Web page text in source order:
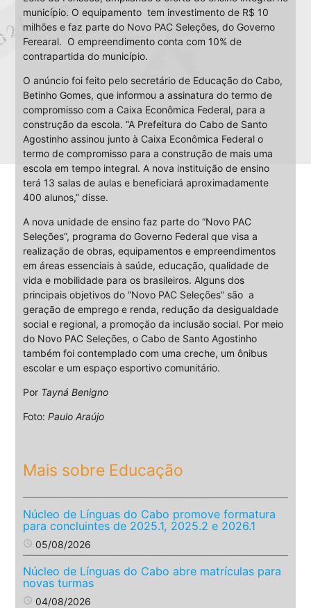
município. O equipamento tem investimento de R$ 10
milhões e faz parte do Novo PAC Seleções, do Governo
Ferearal. O empreendimento conta com 10% de
contrapartida do município.
O anúncio foi feito pelo secretário de Educação do Cabo,
Betinho Gomes, que informou a assinatura do termo de
compromisso com a Caixa Econômica Federal, para a
construção da escola. “A Prefeitura do Cabo de Santo
Agostinho assinou junto à Caixa Econômica Federal o
termo de compromisso para a construção de mais uma
escola em tempo integral. A nova instituição de ensino
terá 13 salas de aulas e beneficiará aproximadamente
400 alunos,” disse.
A nova unidade de ensino faz parte do “Novo PAC
Seleções”, programa do Governo Federal que visa a
realização de obras, equipamentos e empreendimentos
em áreas essenciais à saúde, educação, qualidade de
vida e mobilidade para os brasileiros. Alguns dos
principais objetivos do “Novo PAC Seleções” são a
geração de emprego e renda, redução da desigualdade
social e regional, a promoção da inclusão social. Por meio
do Novo PAC Seleções, o Cabo de Santo Agostinho
também foi contemplado com uma creche, um ônibus
escolar e um espaço esportivo comunitário.
Por Tayná Benigno
Foto: Paulo Araújo
Mais sobre Educação
Núcleo de Línguas do Cabo promove formatura
para concluintes de 2025.1, 2025.2 e 2026.1
access_time 05/08/2026
Núcleo de Línguas do Cabo abre matrículas para
novas turmas
access_time 04/08/2026